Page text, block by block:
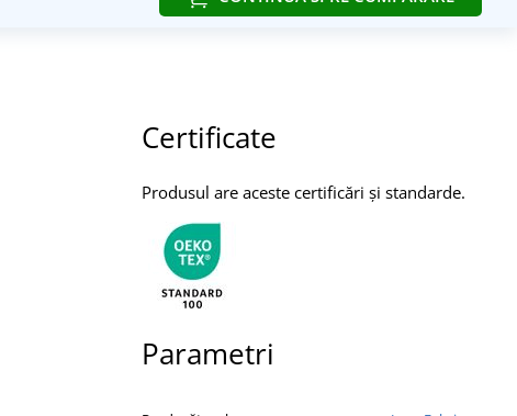
Certificate
Produsul are aceste certificări și standarde.
Parametri